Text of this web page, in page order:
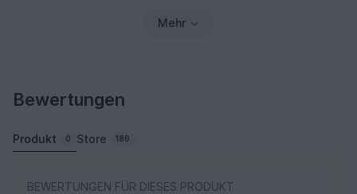
Mehr
Bewertungen
Produkt 0 Store 180
BEWERTUNGEN FÜR DIESES PRODUKT